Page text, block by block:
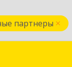
партнеры